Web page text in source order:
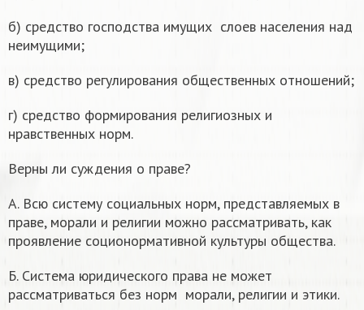
б) средство господства имущих слоев населения над
неимущими;
в) средство регулирования общественных отношений;
г) средство формирования религиозных и
нравственных норм.
Верны ли суждения о праве?
А. Всю систему социальных норм, представляемых в
праве, морали и религии можно рассматривать, как
проявление соционормативной культуры общества.
Б. Система юридического права не может
рассматриваться без норм морали, религии и этики.